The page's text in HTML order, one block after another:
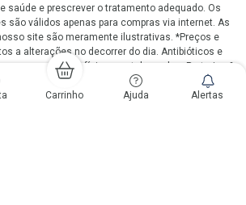
Carrinho Ajuda Alertas
saúde e prescrever o tratamento adequado. Os
são válidos apenas para compras via internet. As
site são meramente ilustrativas. *Preços e
a alterações no decorrer do dia. Antibióticos e
apenas em lojas físicas ou televendas. Portaria nº
da Saúde. Horário de funcionamento Central
ao Cliente 4020 4404 ou 0800 282 10 10 de